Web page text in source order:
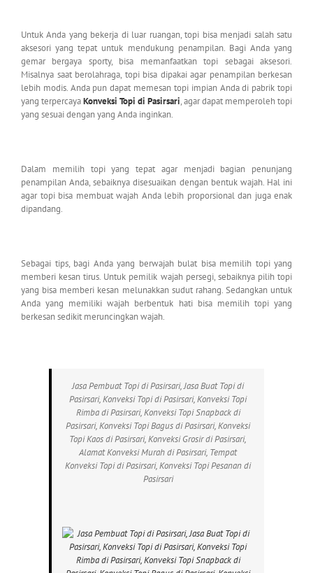
Untuk Anda yang bekerja di luar ruangan, topi bisa menjadi salah satu
aksesori yang tepat untuk mendukung penampilan. Bagi Anda yang
gemar bergaya sporty, bisa memanfaatkan topi sebagai aksesori.
Misalnya saat berolahraga, topi bisa dipakai agar penampilan berkesan
lebih modis. Anda pun dapat memesan topi impian Anda di pabrik topi
yang terpercayaKonveksi Topi di Pasirsari, agar dapat memperoleh topi
yang sesuai dengan yang Anda inginkan.
Dalam memilih topi yang tepat agar menjadi bagian penunjang
penampilan Anda, sebaiknya disesuaikan dengan bentuk wajah. Hal ini
agar topi bisa membuat wajah Anda lebih proporsional dan juga enak
dipandang.
Sebagai tips, bagi Anda yang berwajah bulat bisa memilih topi yang
memberi kesan tirus. Untuk pemilik wajah persegi, sebaiknya pilih topi
yang bisa memberi kesan melunakkan sudut rahang. Sedangkan untuk
Anda yang memiliki wajah berbentuk hati bisa memilih topi yang
berkesan sedikit meruncingkan wajah.
Jasa Pembuat Topi di Pasirsari, Jasa Buat Topi di
Pasirsari, Konveksi Topi di Pasirsari, Konveksi Topi
Rimba di Pasirsari, Konveksi Topi Snapback di
Pasirsari, Konveksi Topi Bagus di Pasirsari, Konveksi
Topi Kaos di Pasirsari, Konveksi Grosir di Pasirsari,
Alamat Konveksi Murah di Pasirsari, Tempat
Konveksi Topi di Pasirsari, Konveksi Topi Pesanan di
Pasirsari